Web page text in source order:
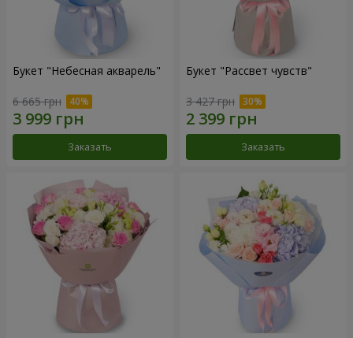
Букет "Небесная акварель"
6 665 грн
Заказать
Букет "Рассвет чувств"
3 427 грн
Заказать